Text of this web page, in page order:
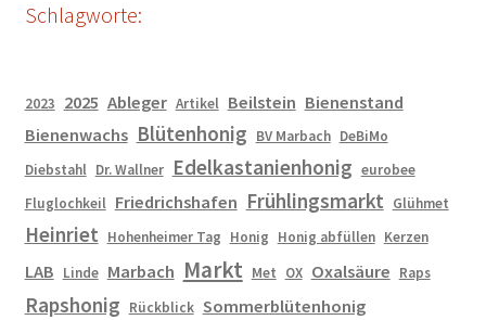
Schlagworte:
2023 2025 Ableger Artikel Beilstein Bienenstand
Bienenwachs Blütenhonig BV Marbach DeBiMo
Diebstahl Dr. Wallner Edelkastanienhonig eurobee
Fluglochkeil Friedrichshafen Frühlingsmarkt Glühmet
Heinriet Hohenheimer Tag Honig Honig abfüllen Kerzen
LAB Linde Marbach Markt Met OX Oxalsäure Raps
Rapshonig Rückblick Sommerblütenhonig